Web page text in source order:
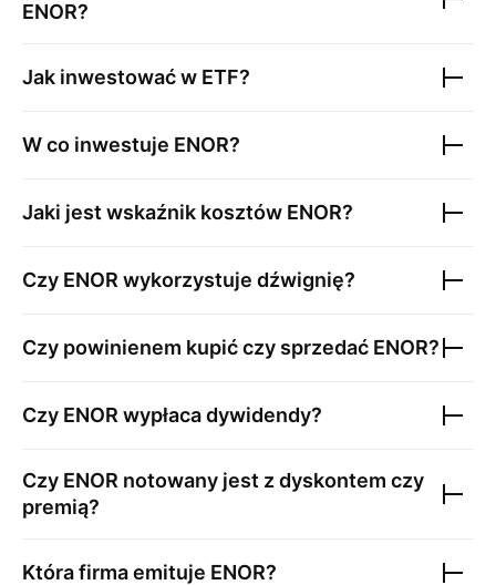
ENOR?
Jak inwestować w ETF?
W co inwestuje ENOR?
Jaki jest wskaźnik kosztów ENOR?
Czy ENOR wykorzystuje dźwignię?
Czy powinienem kupić czy sprzedać ENOR?
Czy ENOR wypłaca dywidendy?
Czy ENOR notowany jest z dyskontem czy
premią?
Która firma emituje ENOR?